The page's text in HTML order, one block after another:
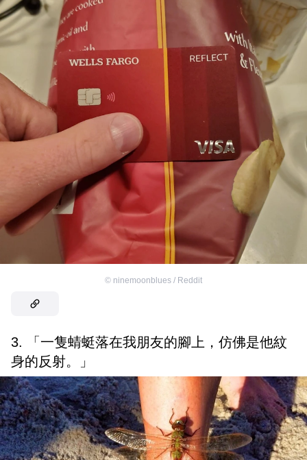
© ninemoonblues / Reddit
3. 「一隻蜻蜓落在我朋友的腳上，仿佛是他紋
身的反射。」